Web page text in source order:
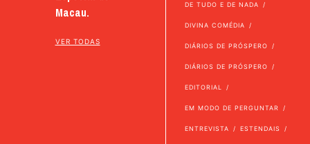
Macau.
VER TODAS
DE TUDO E DE NADA
DIVINA COMÉDIA
DIÁRIOS DE PRÓSPERO
DIÁRIOS DE PRÓSPERO
EDITORIAL
EM MODO DE PERGUNTAR
ENTREVISTA ESTENDAIS